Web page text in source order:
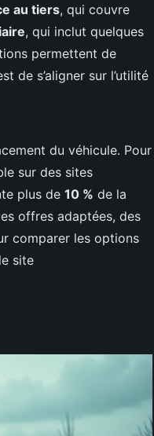
au tiers, qui couvre
, qui inclut quelques
permettent de
de s’aligner sur l’utilité
du véhicule. Pour
sur des sites
plus de 10 % de la
offres adaptées, des
comparer les options
site